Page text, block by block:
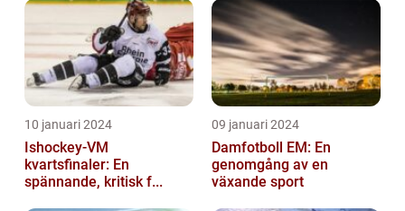
10 januari 2024
Ishockey-VM
kvartsfinaler: En
spännande, kritisk f...
09 januari 2024
Damfotboll EM: En
genomgång av en
växande sport